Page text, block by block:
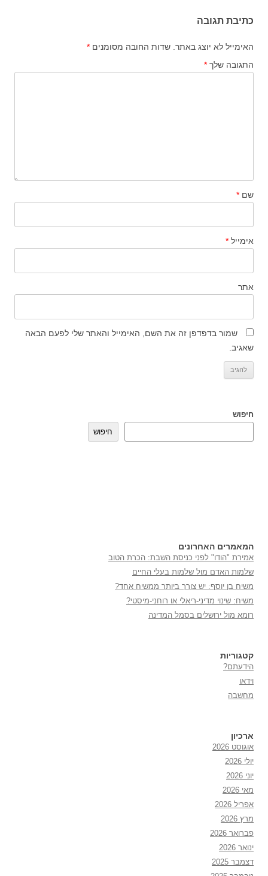
כתיבת תגובה
האימייל לא יוצג באתר. שדות החובה מסומנים *
התגובה שלך *
שם *
אימייל *
אתר
שמור בדפדפן זה את השם, האימייל והאתר שלי לפעם הבאה
שאגיב.
חיפוש
חיפוש
המאמרים האחרונים
אמירת "הודו" לפני כניסת השבת: הכרת הטוב
שלמות האדם מול שלמות בעלי החיים
משיח בן יוסף: יש צורך ביותר ממשיח אחד?
משיח: שינוי מדיני-ריאלי או רוחני-מיסטי?
רומא מול ירושלים בסמל המדינה
קטגוריות
הידעתם?
וידאו
מחשבה
ארכיון
אוגוסט 2026
יולי 2026
יוני 2026
מאי 2026
אפריל 2026
מרץ 2026
פברואר 2026
ינואר 2026
דצמבר 2025